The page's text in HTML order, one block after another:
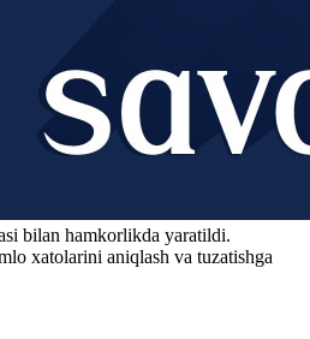
bilan hamkorlikda yaratildi.
xatolarini aniqlash va tuzatishga